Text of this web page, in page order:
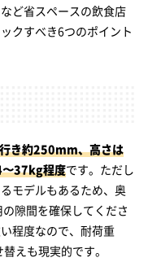
ど省スペースの飲食店
クすべき6つのポイント
き約250mm、高さは
37kg程度です。ただし
モデルもあるため、奥
隙間を確保してくださ
程度なので、耐荷重
えも現実的です。